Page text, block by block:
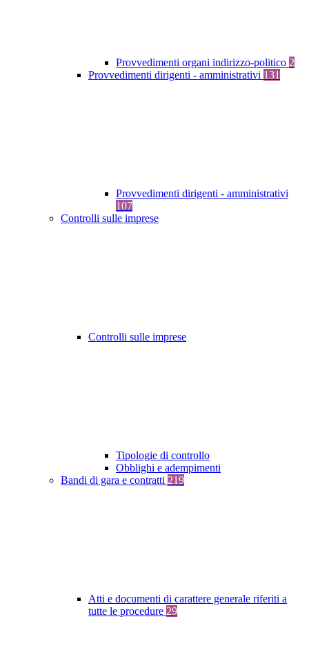
Provvedimenti organi indirizzo-politico 2
Provvedimenti dirigenti - amministrativi 131
Provvedimenti dirigenti - amministrativi
107
Controlli sulle imprese
Controlli sulle imprese
Tipologie di controllo
Obblighi e adempimenti
Bandi di gara e contratti 219
Atti e documenti di carattere generale riferiti a
tutte le procedure 29